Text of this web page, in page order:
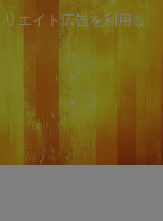
エイト広告を利用し